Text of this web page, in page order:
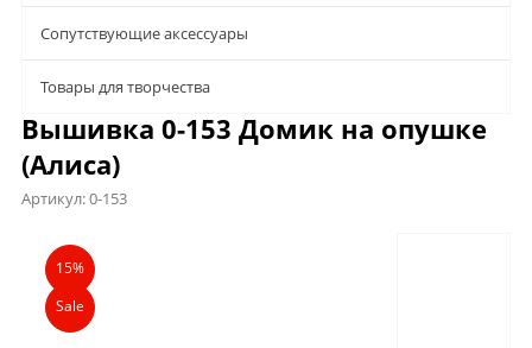
Сопутствующие аксессуары
Товары для творчества
Вышивка 0-153 Домик на опушке
(Алиса)
Артикул:0-153
Описание
15%
Sale